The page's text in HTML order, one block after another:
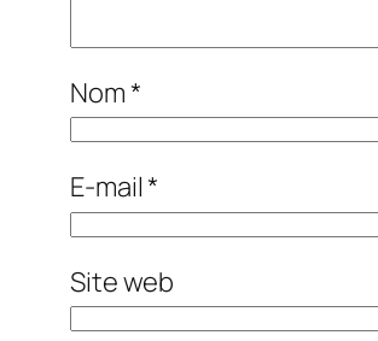
Nom*
E-mail*
Site web